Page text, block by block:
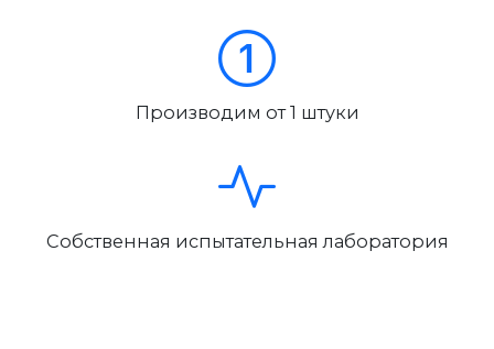
Производим от 1 штуки
Собственная испытательная лаборатория